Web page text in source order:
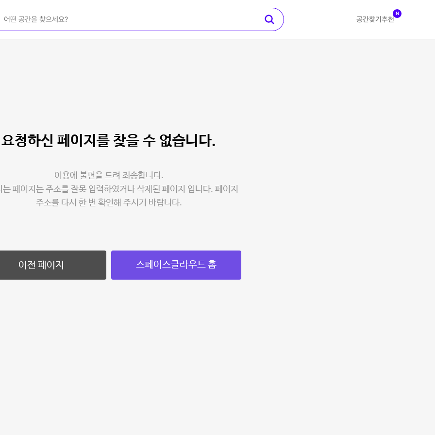
공간찾기 추천
N
요청하신 페이지를 찾을 수 없습니다.
이용에 불편을 드려 죄송합니다.
는 페이지는 주소를 잘못 입력하였거나 삭제된 페이지 입니다. 페이지
주소를 다시 한 번 확인해 주시기 바랍니다.
이전 페이지 스페이스클라우드 홈